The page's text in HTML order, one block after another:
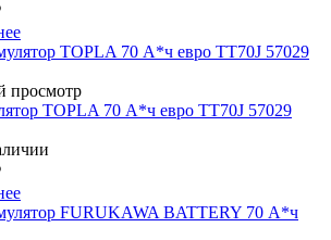
просмотр
TOPLA 70 А*ч евро TT70J 57029